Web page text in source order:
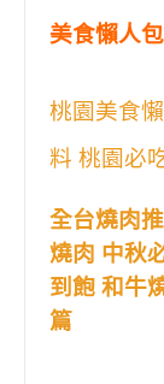
美食懶人包
桃園美食
料 桃園必
全台燒肉
燒肉 中秋
到飽 和牛
篇